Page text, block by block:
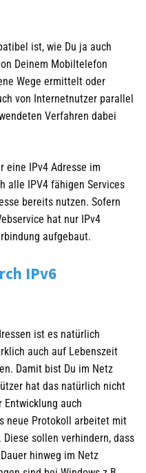
ist, wie Du ja auch
Deinem Mobiltelefon
Wege ermittelt oder
von Internetnutzer parallel
Verfahren dabei
eine IPv4 Adresse im
alle IPV4 fähigen Services
bereits nutzen. Sofern
hat nur IPv4
aufgebaut.
IPv6
ist es natürlich
auch auf Lebenszeit
Damit bist Du im Netz
hat das natürlich nicht
Entwicklung auch
neue Protokoll arbeitet mit
Diese sollen verhindern, dass
hinweg im Netz